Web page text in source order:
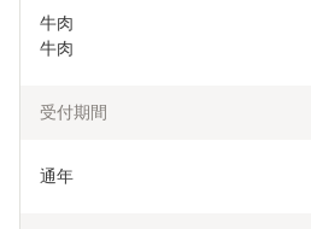
牛肉
牛肉
受付期間
通年